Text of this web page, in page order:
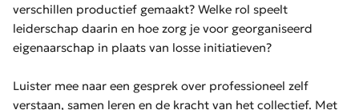
verschillen productief gemaakt? Welke rol speelt
leiderschap daarin en hoe zorg je voor georganiseerd
eigenaarschap in plaats van losse initiatieven?
Luister mee naar een gesprek over professioneel zelf
verstaan, samen leren en de kracht van het collectief. Met